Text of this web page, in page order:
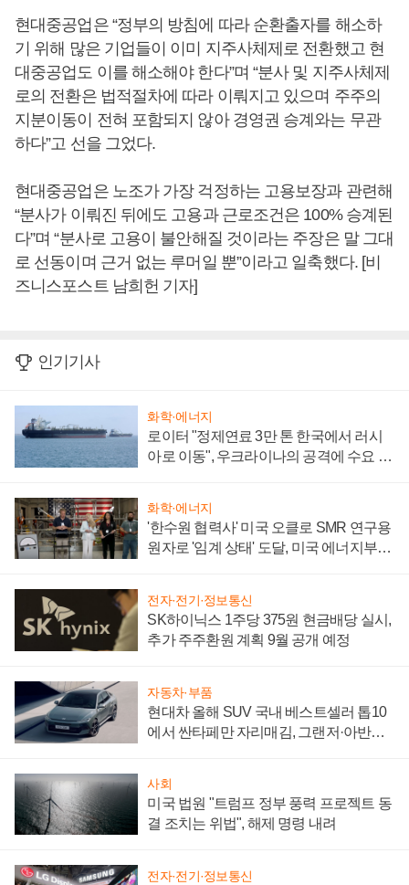
현대중공업은 “정부의 방침에 따라 순환출자를 해소하
기 위해 많은 기업들이 이미 지주사체제로 전환했고 현
대중공업도 이를 해소해야 한다”며 “분사 및 지주사체제
로의 전환은 법적절차에 따라 이뤄지고 있으며 주주의
지분이동이 전혀 포함되지 않아 경영권 승계와는 무관
하다”고 선을 그었다.
현대중공업은 노조가 가장 걱정하는 고용보장과 관련해
“분사가 이뤄진 뒤에도 고용과 근로조건은 100% 승계된
다”며 “분사로 고용이 불안해질 것이라는 주장은 말 그대
로 선동이며 근거 없는 루머일 뿐”이라고 일축했다. [비
즈니스포스트 남희헌 기자]
인기기사
화학·에너지
로이터 "정제연료 3만 톤 한국에서 러시
아로 이동", 우크라이나의 공격에 수요 늘
화학·에너지
'한수원 협력사' 미국 오클로 SMR 연구용
원자로 '임계 상태' 도달, 미국 에너지부
전자·전기·정보통신
SK하이닉스 1주당 375원 현금배당 실시,
추가 주주환원 계획 9월 공개 예정
자동차·부품
현대차 올해 SUV 국내 베스트셀러 톱10
에서 싼타페만 자리매김, 그랜저·아반떼
사회
미국 법원 "트럼프 정부 풍력 프로젝트 동
결 조치는 위법", 해제 명령 내려
전자·전기·정보통신